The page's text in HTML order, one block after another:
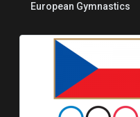
European Gymnastics